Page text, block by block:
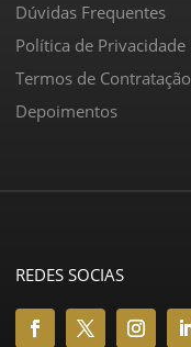
Dúvidas Frequentes
Política de Privacidade
Termos de Contratação
Depoimentos
REDES SOCIAS